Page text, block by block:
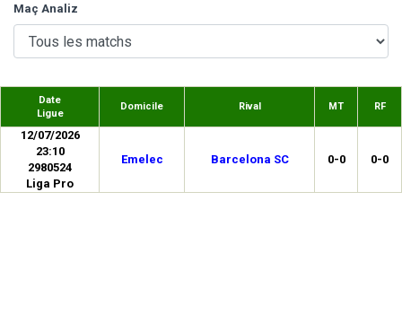
Maç Analiz
Date
Ligue
Domicile Rival MT RF
12/07/2026
23:10
2980524
Liga Pro
Emelec Barcelona SC 0-0 0-0